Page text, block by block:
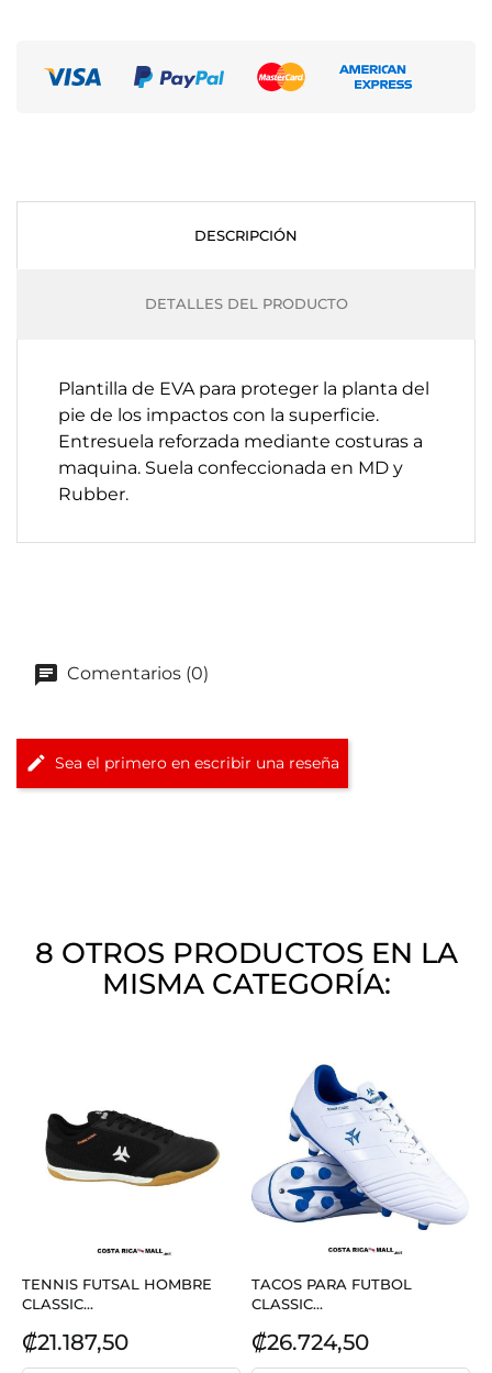
DESCRIPCIÓN
DETALLES DEL PRODUCTO
Plantilla de EVA para proteger la planta del
pie de los impactos con la superficie.
Entresuela reforzada mediante costuras a
maquina. Suela confeccionada en MD y
Rubber.
Comentarios (0)
Sea el primero en escribir una reseña
8 OTROS PRODUCTOS EN LA
MISMA CATEGORÍA:
TENNIS FUTSAL HOMBRE
CLASSIC...
Precio
₡21.187,50
TACOS PARA FUTBOL
CLASSIC...
Precio
₡26.724,50